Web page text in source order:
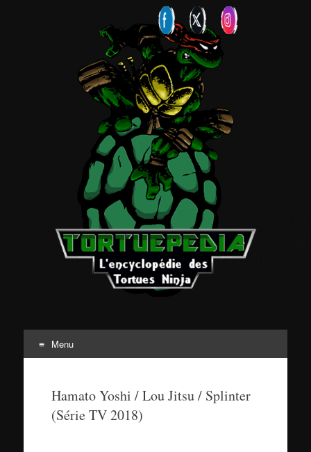
Menu
Hamato Yoshi / Lou Jitsu / Splinter
(Série TV 2018)